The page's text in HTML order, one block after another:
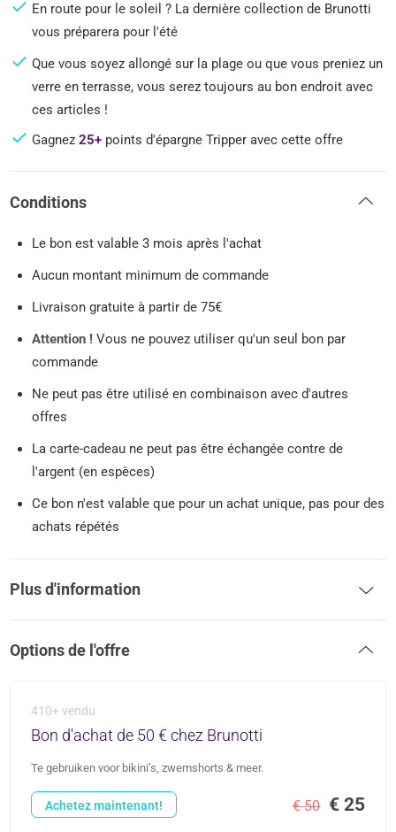
En route pour le soleil ? La dernière collection de Brunotti
vous préparera pour l'été
Que vous soyez allongé sur la plage ou que vous preniez un
verre en terrasse, vous serez toujours au bon endroit avec
ces articles !
Gagnez25+ points d'épargne Tripper avec cette offre
Conditions
Le bon est valable 3 mois après l'achat
Aucun montant minimum de commande
Livraison gratuite à partir de 75€
Attention !Vous ne pouvez utiliser qu'un seul bon par
commande
Ne peut pas être utilisé en combinaison avec d'autres
offres
La carte-cadeau ne peut pas être échangée contre de
l'argent (en espèces)
Ce bon n'est valable que pour un achat unique, pas pour des
achats répétés
Plus d'information
Options de l'offre
410+ vendu
Bon d'achat de 50 € chez Brunotti
Te gebruiken voor bikini’s, zwemshorts & meer.
€ 50 € 25
Achetez maintenant!